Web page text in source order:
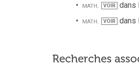
math. VOIR dans
math.
VOIR dans
Recherches